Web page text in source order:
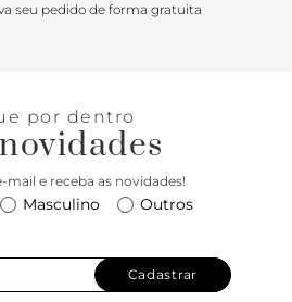
seu pedido de forma gratuita
por dentro
mail e receba as novidades!
Masculino Outros
Cadastrar